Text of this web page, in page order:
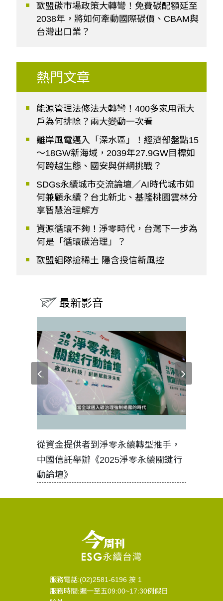
歐盟碳市場政策大轉彎！免費碳配額延至
2038年，將如何牽動國際碳價、CBAM與
台灣出口業？
熱門文章
能源管理法修法大轉彎！400多家用電大
戶為何排除？兩大變動一次看
離岸風電邁入「深水區」！經濟部盤點15
～18GW新海域，2039年27.9GW目標如
何跨越生態、國安與併網挑戰？
SDGs永續城市交流論壇／AI時代城市如
何兼顧永續？台北新北、基隆桃園雲林分
享智慧治理解方
資源循環不夠！淨零時代，台灣下一步為
何是「循環碳治理」？
歐盟組隊搶稀土 隱含授信新風控
最新影音
從資金提供者到淨零永續轉型推手，
中國信託舉辦《2025淨零永續關鍵行
動論壇》
服務電話:(02)2581-6196 按 1
服務時間:週一至五09:00~17:30例假日